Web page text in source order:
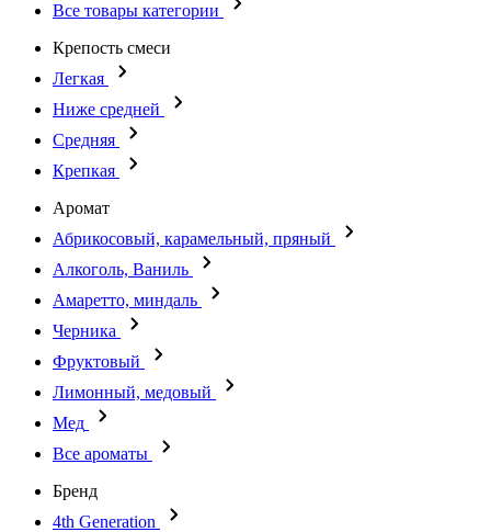
Все товары категории
Крепость смеси
Легкая
Ниже средней
Средняя
Крепкая
Аромат
Абрикосовый, карамельный, пряный
Алкоголь, Ваниль
Амаретто, миндаль
Черника
Фруктовый
Лимонный, медовый
Мед
Все ароматы
Бренд
4th Generation